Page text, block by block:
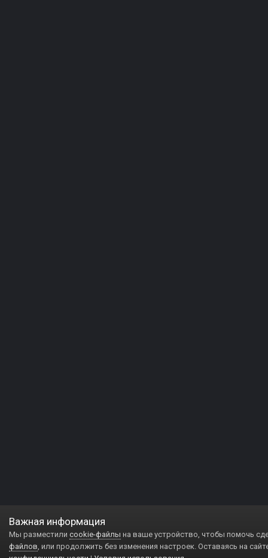
Важная информация
Мы разместили cookie-файлы на ваше устройство, чтобы помочь
файлов, или продолжить без изменения настроек. Оставаясь на